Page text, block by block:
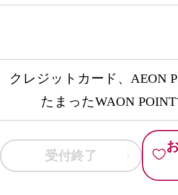
クレジットカード、AEON
たまったWAON
受付終了